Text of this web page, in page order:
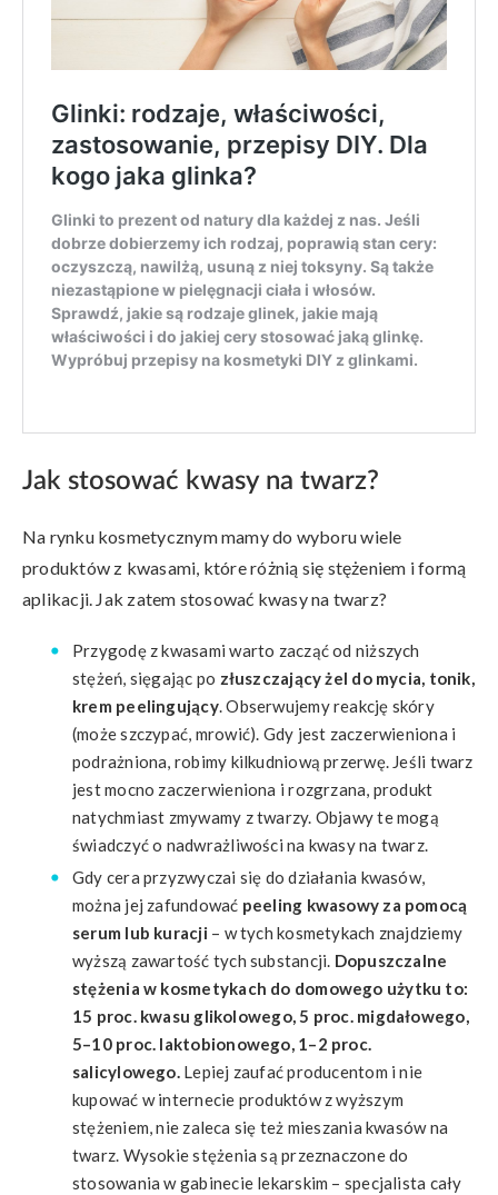
Jak stosować kwasy na twarz?
Na rynku kosmetycznym mamy do wyboru wiele
produktów z kwasami, które różnią się stężeniem i formą
aplikacji. Jak zatem stosować kwasy na twarz?
Przygodę z kwasami warto zacząć od niższych
stężeń, sięgając po złuszczający żel do mycia, tonik,
krem peelingujący. Obserwujemy reakcję skóry
(może szczypać, mrowić). Gdy jest zaczerwieniona i
podrażniona, robimy kilkudniową przerwę. Jeśli twarz
jest mocno zaczerwieniona i rozgrzana, produkt
natychmiast zmywamy z twarzy. Objawy te mogą
świadczyć o nadwrażliwości na kwasy na twarz.
Gdy cera przyzwyczai się do działania kwasów,
można jej zafundować peeling kwasowy za pomocą
serum lub kuracji – w tych kosmetykach znajdziemy
wyższą zawartość tych substancji. Dopuszczalne
stężenia w kosmetykach do domowego użytku to:
15 proc. kwasu glikolowego, 5 proc. migdałowego,
5–10 proc. laktobionowego, 1–2 proc.
salicylowego.Lepiej zaufać producentom i nie
kupować w internecie produktów z wyższym
stężeniem, nie zaleca się też mieszania kwasów na
twarz. Wysokie stężenia są przeznaczone do
stosowania w gabinecie lekarskim – specjalista cały